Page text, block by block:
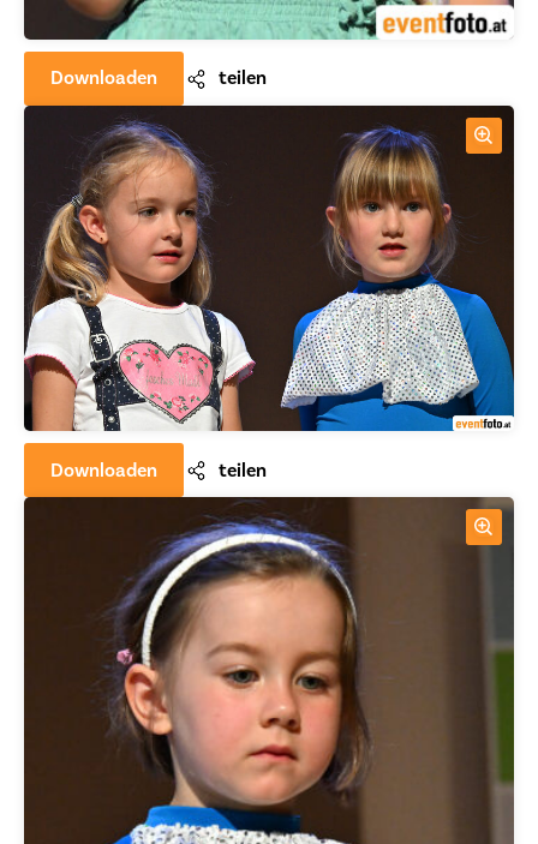
Downloaden teilen
Downloaden teilen